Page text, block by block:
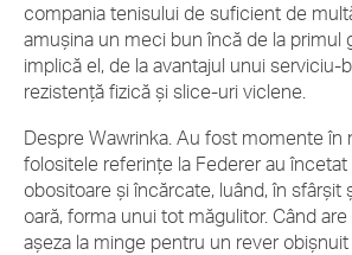
compania tenisului de suficient de
amușina un meci bun încă de la primul
implică el, de la avantajul unui serviciu-
rezistență fizică și slice-uri viclene.
Despre Wawrinka. Au fost momente în
folositele referințe la Federer au încetat
obositoare și încărcate, luând, în sfârșit
oară, forma unui tot măgulitor. Când
așeza la minge pentru un rever